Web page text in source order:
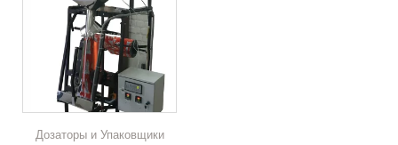
Дозаторы и Упаковщики